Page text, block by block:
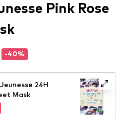
Pink Rose
-40%
24H
Mask